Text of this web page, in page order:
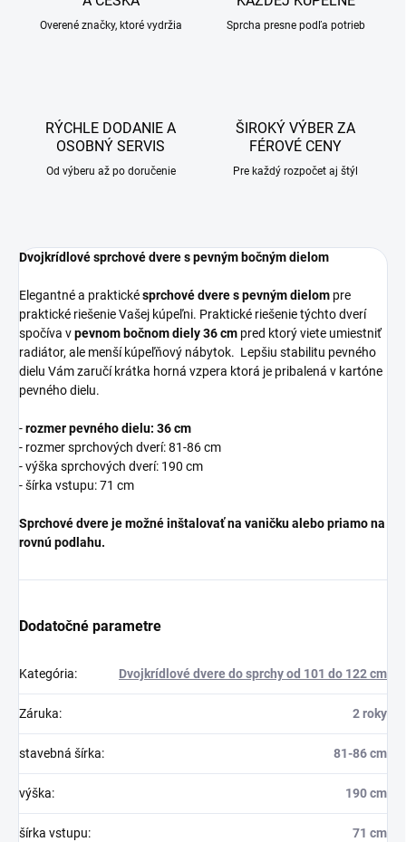
Overené značky, ktoré vydržia Sprcha presne podľa potrieb
RÝCHLE DODANIE A
OSOBNÝ SERVIS
Od výberu až po doručenie
ŠIROKÝ VÝBER ZA
FÉROVÉ CENY
Pre každý rozpočet aj štýl
Dvojkrídlové sprchové dvere s pevným bočným dielom
Elegantné a praktickésprchové dvere s pevným dielom pre
praktické riešenie Vašej kúpeľni. Praktické riešenie týchto dverí
spočíva vpevnom bočnom diely 36 cm pred ktorý viete umiestniť
radiátor, ale menší kúpeľňový nábytok. Lepšiu stabilitu pevného
dielu Vám zaručí krátka horná vzpera ktorá je pribalená v kartóne
pevného dielu.
-rozmer pevného dielu: 36 cm
- rozmer sprchových dverí: 81-86 cm
- výška sprchových dverí: 190 cm
- šírka vstupu: 71 cm
Sprchové dvere je možné inštalovať na vaničku alebo priamo na
rovnú podlahu.
Dodatočné parametre
Kategória: Dvojkrídlové dvere do sprchy od 101 do 122 cm
Záruka: 2 roky
stavebná šírka: 81-86 cm
výška: 190 cm
šírka vstupu: 71 cm